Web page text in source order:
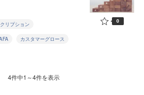
リプション
カスタマーグロース
0
4件中1～4件を表示